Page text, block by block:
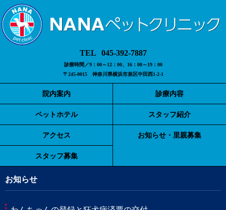
045-392-7887
診療時間／9：00～12：00、16：00～19：00
〒245-0015 神奈川県横浜市泉区中田西1-2-1
院内案内 診療内容
ペットホテル スタッフ紹介
アクセス お知らせ・里親募集
スタッフ募集
お知らせ